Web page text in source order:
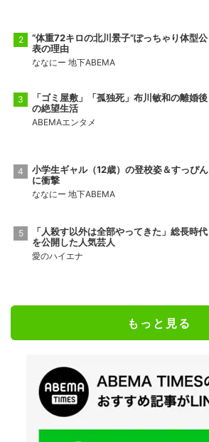
“体重72キロの北川景子”ぽっちゃり体型公
表の理由
ななにー 地下ABEMA
「ゴミ屋敷」「孤独死」布川敏和の離婚後
の絶望生活
ABEMAエンタメ
小学生ギャル（12歳）の登校姿＆すっぴん
に衝撃
ななにー 地下ABEMA
「人殺す以外は全部やってきた」総長時代
を公開した人気芸人
愛のハイエナ
もっと見る